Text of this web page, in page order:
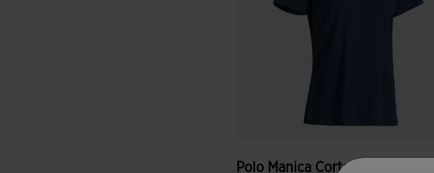
Polo Manica Corta 3ª